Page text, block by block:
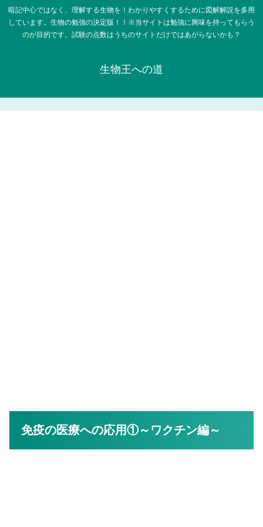
暗記中心ではなく、理解する生物を！わかりやすくするために図解解説を多用
しています。生物の勉強の決定版！！※当サイトは勉強に興味を持ってもらう
のが目的です。試験の点数はうちのサイトだけではあがらないかも？
生物王への道
免疫の医療への応用①～ワクチン編～